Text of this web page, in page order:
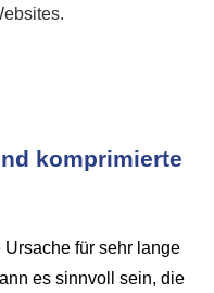
komprimierte
für sehr lange
es sinnvoll sein, die